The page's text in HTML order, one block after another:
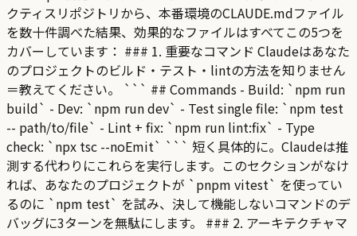
クティスリポジトリから、本番環境のCLAUDE.mdファイル
を数十件調べた結果、効果的なファイルはすべてこの5つを
カバーしています： ### 1. 重要なコマンド Claudeはあなた
のプロジェクトのビルド・テスト・lintの方法を知りません
＝教えてください。 ``` ## Commands - Build: `npm run
build` - Dev: `npm run dev` - Test single file: `npm test
-- path/to/file` - Lint + fix: `npm run lint:fix` - Type
check: `npx tsc --noEmit` ``` 短く具体的に。Claudeは推
測する代わりにこれらを実行します。このセクションがなけ
れば、あなたのプロジェクトが `pnpm vitest` を使ってい
るのに `npm test` を試み、決して機能しないコマンドのデ
バッグに3ターンを無駄にします。 ### 2. アーキテクチャマ